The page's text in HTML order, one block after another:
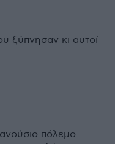
ξύπνησαν κι αυτοί
πόλεμο.